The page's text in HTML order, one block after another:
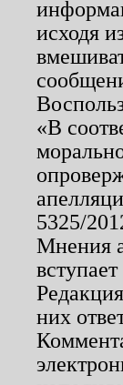
исходя
«В
5325/
Мнения
них